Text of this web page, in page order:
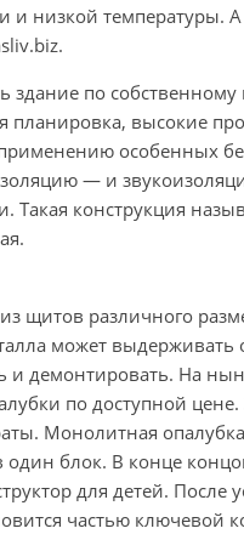
и низкой температуры.
здание по
планировка, высокие
особенных
— и
Такая конструкция
из щитов различного
может
и демонтировать. На
по доступной
Монолитная
один блок. В конце
для детей. После
частью ключевой